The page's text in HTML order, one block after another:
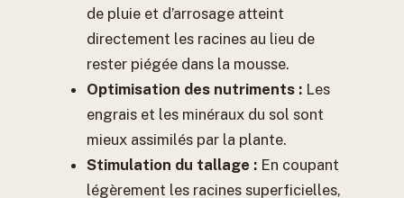
de pluie et d’arrosage atteint
directement les racines au lieu de
rester piégée dans la mousse.
Optimisation des nutriments : Les
engrais et les minéraux du sol sont
mieux assimilés par la plante.
Stimulation du tallage : En coupant
légèrement les racines superficielles,